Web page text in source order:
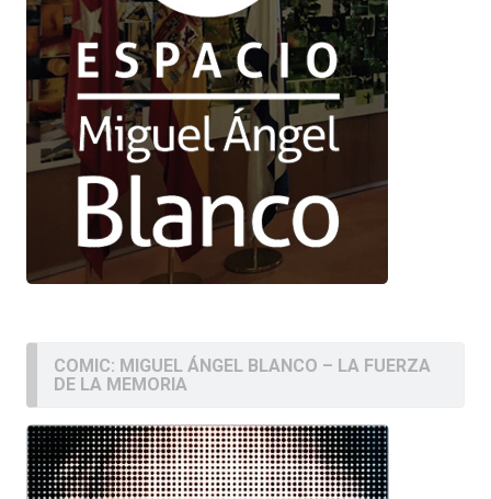
COMIC: MIGUEL ÁNGEL BLANCO – LA FUERZA
DE LA MEMORIA